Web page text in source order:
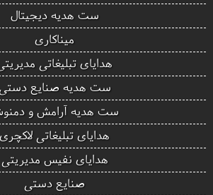
ست هدیه دیجیتال
میناکاری
هدایای تبلیغاتی
ست هدیه صنایع دستی
ست هدیه آرامش و
هدایای تبلیغاتی لاکچری
هدایای نفیس مدیریتی
صنایع دستی